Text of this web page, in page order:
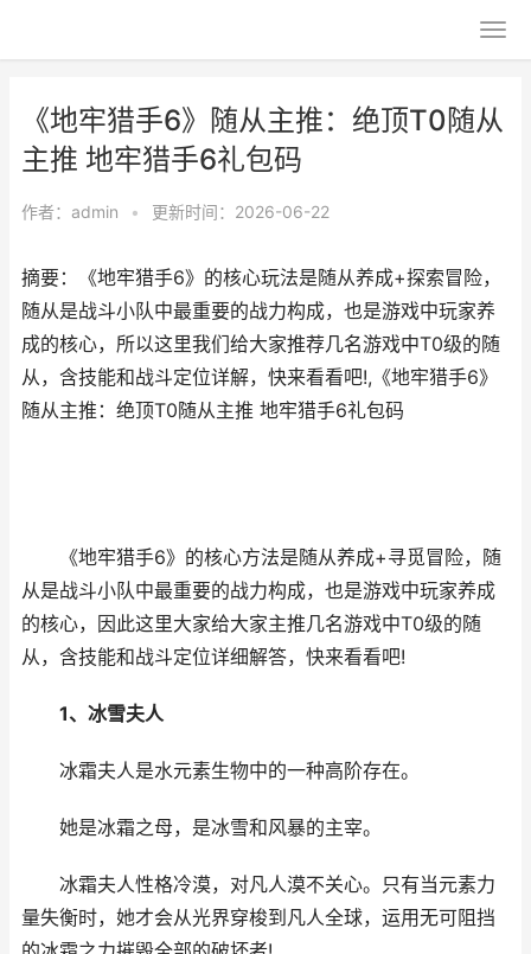
《地牢猎手6》随从主推：绝顶T0随从
主推 地牢猎手6礼包码
作者： admin • 更新时间：2026-06-22
摘要：《地牢猎手6》的核心玩法是随从养成+探索冒险，
随从是战斗小队中最重要的战力构成，也是游戏中玩家养
成的核心，所以这里我们给大家推荐几名游戏中T0级的随
从，含技能和战斗定位详解，快来看看吧!,《地牢猎手6》
随从主推：绝顶T0随从主推 地牢猎手6礼包码
《地牢猎手6》的核心方法是随从养成+寻觅冒险，随
从是战斗小队中最重要的战力构成，也是游戏中玩家养成
的核心，因此这里大家给大家主推几名游戏中T0级的随
从，含技能和战斗定位详细解答，快来看看吧!
1、冰雪夫人
冰霜夫人是水元素生物中的一种高阶存在。
她是冰霜之母，是冰雪和风暴的主宰。
冰霜夫人性格冷漠，对凡人漠不关心。只有当元素力
量失衡时，她才会从光界穿梭到凡人全球，运用无可阻挡